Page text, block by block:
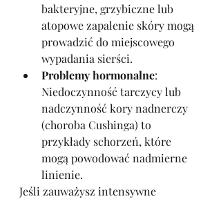
bakteryjne, grzybiczne lub
atopowe zapalenie skóry mogą
prowadzić do miejscowego
wypadania sierści.
Problemy hormonalne:
Niedoczynność tarczycy lub
nadczynność kory nadnerczy
(choroba Cushinga) to
przykłady schorzeń, które
mogą powodować nadmierne
linienie.
Jeśli zauważysz intensywne